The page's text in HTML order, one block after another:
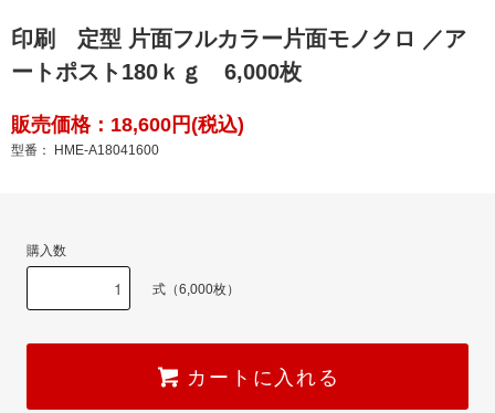
印刷 定型 片面フルカラー片面モノクロ ／ア
ートポスト180ｋｇ 6,000枚
販売価格：18,600円(税込)
型番： HME-A18041600
購入数
式（6,000枚）
カートに入れる